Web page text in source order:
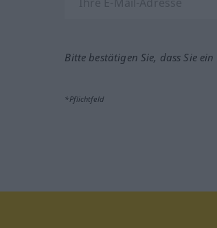
Bitte bestätigen Sie, dass Sie
*Pflichtfeld